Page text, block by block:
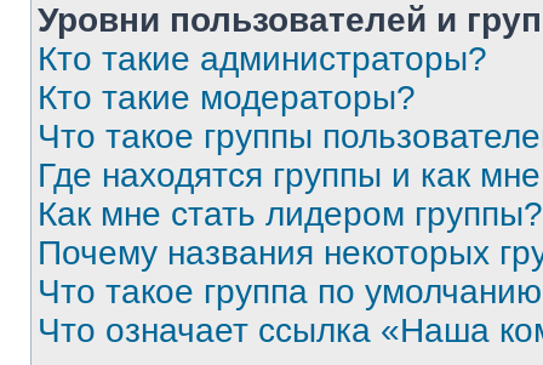
Уровни пользователей и
Кто такие администраторы?
Кто такие модераторы?
Что такое группы
Где находятся группы и как
Как мне стать лидером группы?
Почему названия некоторых
Что такое группа по
Что означает ссылка «Наша